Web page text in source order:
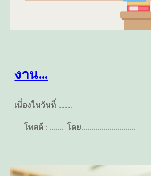
งาน...
เนื่องในวันที่ .........
โพสต์ : ....... โดย...........................